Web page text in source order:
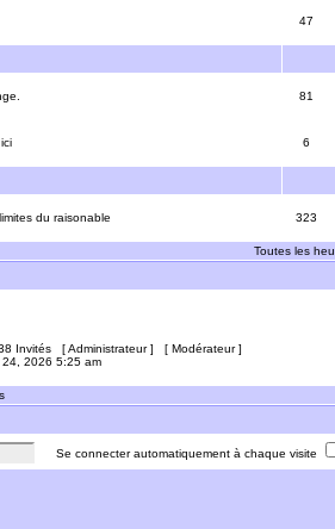
47
81
6
du raisonable
323
Toutes les
38 Invités [Administrateur] [ Modérateur]
24, 2026 5:25 am
Se connecter automatiquement à chaque visite